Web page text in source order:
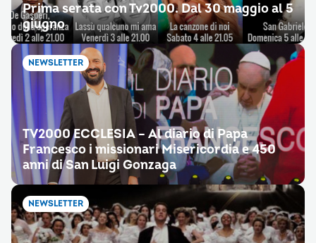
Prima serata con Tv2000. Dal 30 maggio al 5
giugno
NEWSLETTER
TV2000 ECCLESIA – Al diario di Papa
Francesco i missionari Misericordia e 450
anni di San Luigi Gonzaga
NEWSLETTER